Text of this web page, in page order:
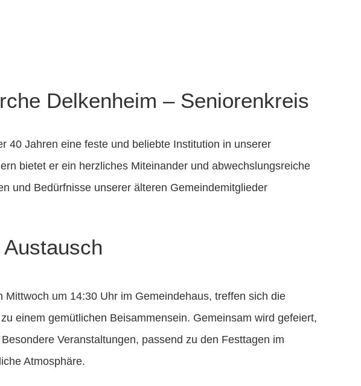
Delkenheim – Seniorenkreis
40 Jahren eine feste und beliebte Institution in unserer
bietet er ein herzliches Miteinander und abwechslungsreiche
und Bedürfnisse unserer älteren Gemeindemitglieder
Mittwoch um 14:30 Uhr im Gemeindehaus, treffen sich die
einem gemütlichen Beisammensein. Gemeinsam wird gefeiert,
Veranstaltungen, passend zu den Festtagen im
Atmosphäre.